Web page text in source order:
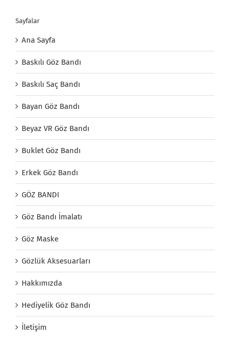
Sayfalar
Ana Sayfa
Baskılı Göz Bandı
Baskılı Saç Bandı
Bayan Göz Bandı
Beyaz VR Göz Bandı
Buklet Göz Bandı
Erkek Göz Bandı
GÖZ BANDI
Göz Bandı İmalatı
Göz Maske
Gözlük Aksesuarları
Hakkımızda
Hediyelik Göz Bandı
İletişim